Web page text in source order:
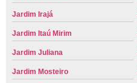
Jardim Irajá
Jardim Itaú Mirim
Jardim Juliana
Jardim Mosteiro